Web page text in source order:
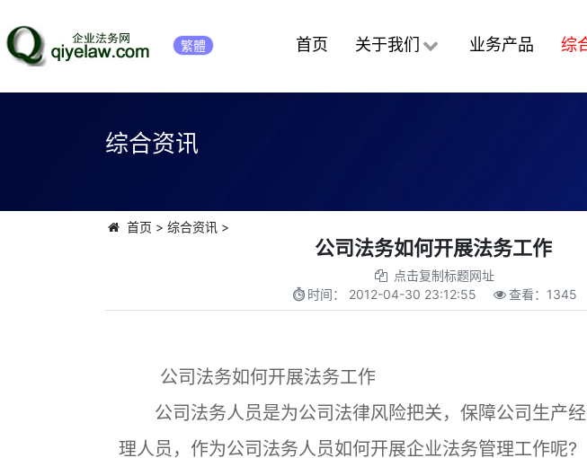
繁體 首页 关于我们 业务产品 综
综合资讯
首页 > 综合资讯>
公司法务如何开展法务工作
点击复制标题网址
时间： 2012-04-30 23:12:55 查看： 1345
公司法务如何开展法务工作
公司法务人员是为公司法律风险把关，保障公司生产经
理人员，作为公司法务人员如何开展企业法务管理工作呢?